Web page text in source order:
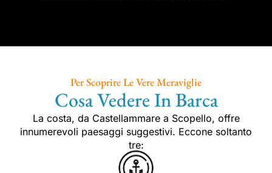
Per Scoprire Le Vere Meraviglie
Cosa Vedere In Barca
La costa, da Castellammare a Scopello, offre
innumerevoli paesaggi suggestivi. Eccone soltanto
tre: